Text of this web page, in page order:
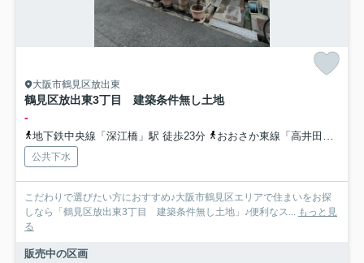
大阪市鶴見区放出東
鶴見区放出東3丁目 建築条件無し土地
-
地下鉄中央線「深江橋」駅 徒歩23分 おおさか東線「高井田中央」駅 徒歩21分
公共下水
こだわりで選びたい方におすすめ♪大阪市鶴見区エリアで住まいをお探
しなら「鶴見区放出東3丁目 建築条件無し土地」♪便利なス... もっと見
る
販売中の区画